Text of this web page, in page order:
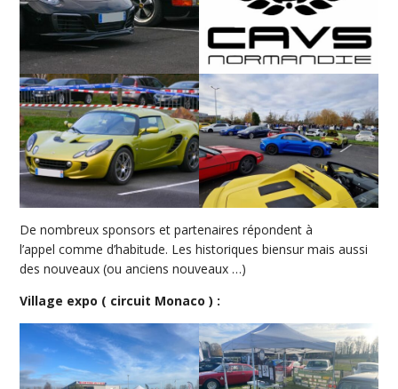
De nombreux sponsors et partenaires répondent à
l’appel comme d’habitude. Les historiques biensur mais aussi
des nouveaux (ou anciens nouveaux …)
Village expo ( circuit Monaco ) :